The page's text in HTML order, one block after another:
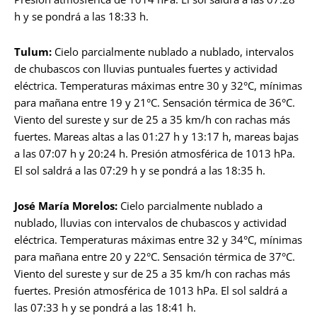
h y se pondrá a las 18:33 h.
Tulum: Cielo parcialmente nublado a nublado, intervalos
de chubascos con lluvias puntuales fuertes y actividad
eléctrica. Temperaturas máximas entre 30 y 32°C, mínimas
para mañana entre 19 y 21°C. Sensación térmica de 36°C.
Viento del sureste y sur de 25 a 35 km/h con rachas más
fuertes. Mareas altas a las 01:27 h y 13:17 h, mareas bajas
a las 07:07 h y 20:24 h. Presión atmosférica de 1013 hPa.
El sol saldrá a las 07:29 h y se pondrá a las 18:35 h.
José María Morelos: Cielo parcialmente nublado a
nublado, lluvias con intervalos de chubascos y actividad
eléctrica. Temperaturas máximas entre 32 y 34°C, mínimas
para mañana entre 20 y 22°C. Sensación térmica de 37°C.
Viento del sureste y sur de 25 a 35 km/h con rachas más
fuertes. Presión atmosférica de 1013 hPa. El sol saldrá a
las 07:33 h y se pondrá a las 18:41 h.